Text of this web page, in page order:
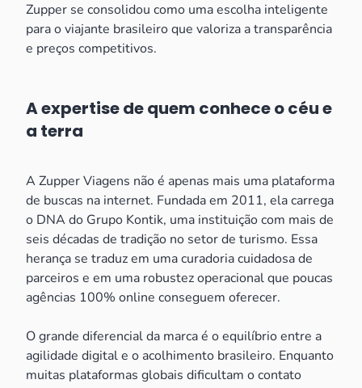
Zupper se consolidou como uma escolha inteligente
para o viajante brasileiro que valoriza a transparência
e preços competitivos.
A expertise de quem conhece o céu e
a terra
A Zupper Viagens não é apenas mais uma plataforma
de buscas na internet. Fundada em 2011, ela carrega
o DNA do Grupo Kontik, uma instituição com mais de
seis décadas de tradição no setor de turismo. Essa
herança se traduz em uma curadoria cuidadosa de
parceiros e em uma robustez operacional que poucas
agências 100% online conseguem oferecer.
O grande diferencial da marca é o equilíbrio entre a
agilidade digital e o acolhimento brasileiro. Enquanto
muitas plataformas globais dificultam o contato